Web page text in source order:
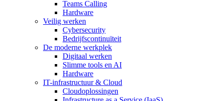
Teams Calling
Hardware
Veilig werken
Cybersecurity
Bedrijfscontinuïteit
De moderne werkplek
Digitaal werken
Slimme tools en AI
Hardware
IT-infrastructuur & Cloud
Cloudoplossingen